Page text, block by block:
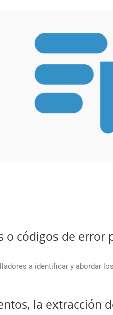
o códigos de error
a identificar y abordar
la extracción